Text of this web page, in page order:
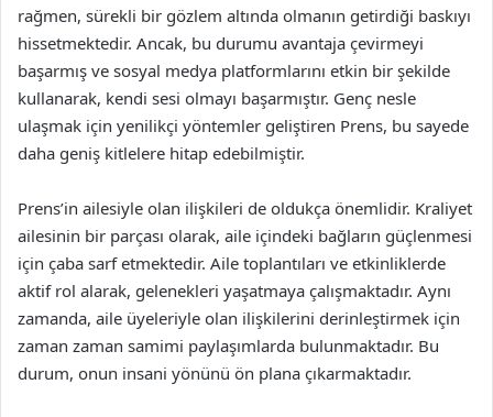
rağmen, sürekli bir gözlem altında olmanın getirdiği baskıyı
hissetmektedir. Ancak, bu durumu avantaja çevirmeyi
başarmış ve sosyal medya platformlarını etkin bir şekilde
kullanarak, kendi sesi olmayı başarmıştır. Genç nesle
ulaşmak için yenilikçi yöntemler geliştiren Prens, bu sayede
daha geniş kitlelere hitap edebilmiştir.
Prens’in ailesiyle olan ilişkileri de oldukça önemlidir. Kraliyet
ailesinin bir parçası olarak, aile içindeki bağların güçlenmesi
için çaba sarf etmektedir. Aile toplantıları ve etkinliklerde
aktif rol alarak, gelenekleri yaşatmaya çalışmaktadır. Aynı
zamanda, aile üyeleriyle olan ilişkilerini derinleştirmek için
zaman zaman samimi paylaşımlarda bulunmaktadır. Bu
durum, onun insani yönünü ön plana çıkarmaktadır.